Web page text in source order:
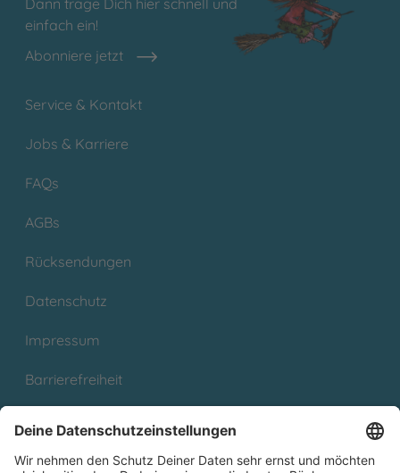
einfach ein!
Abonniere jetzt
Service & Kontakt
Jobs & Karriere
FAQs
AGBs
Rücksendungen
Datenschutz
Impressum
Barrierefreiheit
Partnerprogramm (Affiliate)